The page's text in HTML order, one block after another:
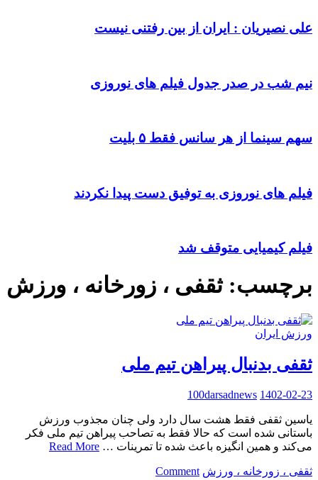
علی نصیریان : ایران از بین رفتنی نیست
نیم شب در صدر جدول فیلم های نوروزی
سهم سینما از هر سانس فقط ۵ بلیت
فیلم های نوروزی به توفیق دست پیدا نکردند
فیلم کیمیایی متوقف شد
برچسب:ثقفی ، زورخانه ، ورزش
ورزش ایران
ثقفی بدنبال پیراهن تیم ملی
100darsadnews 1402-02-23
یاسین ثقفی فقط هشت سال دارد ولی چنان مجذوب ورزش
باستانی شده است که حالا فقط به تصاحب پیراهن تیم ملی فکر
می‌کند و همین انگیزه باعث شده تا تمرینات … Read More
ثقفی ، زورخانه ، ورزش Comment
on